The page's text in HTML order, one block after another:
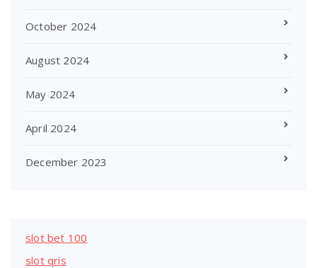
October 2024
August 2024
May 2024
April 2024
December 2023
slot bet 100
slot qris